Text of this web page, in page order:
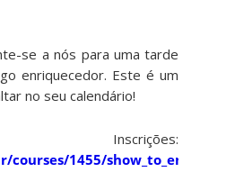
se a nós para uma tarde
enriquecedor. Este é um
no seu calendário!
courses/1455/show_to_enroll